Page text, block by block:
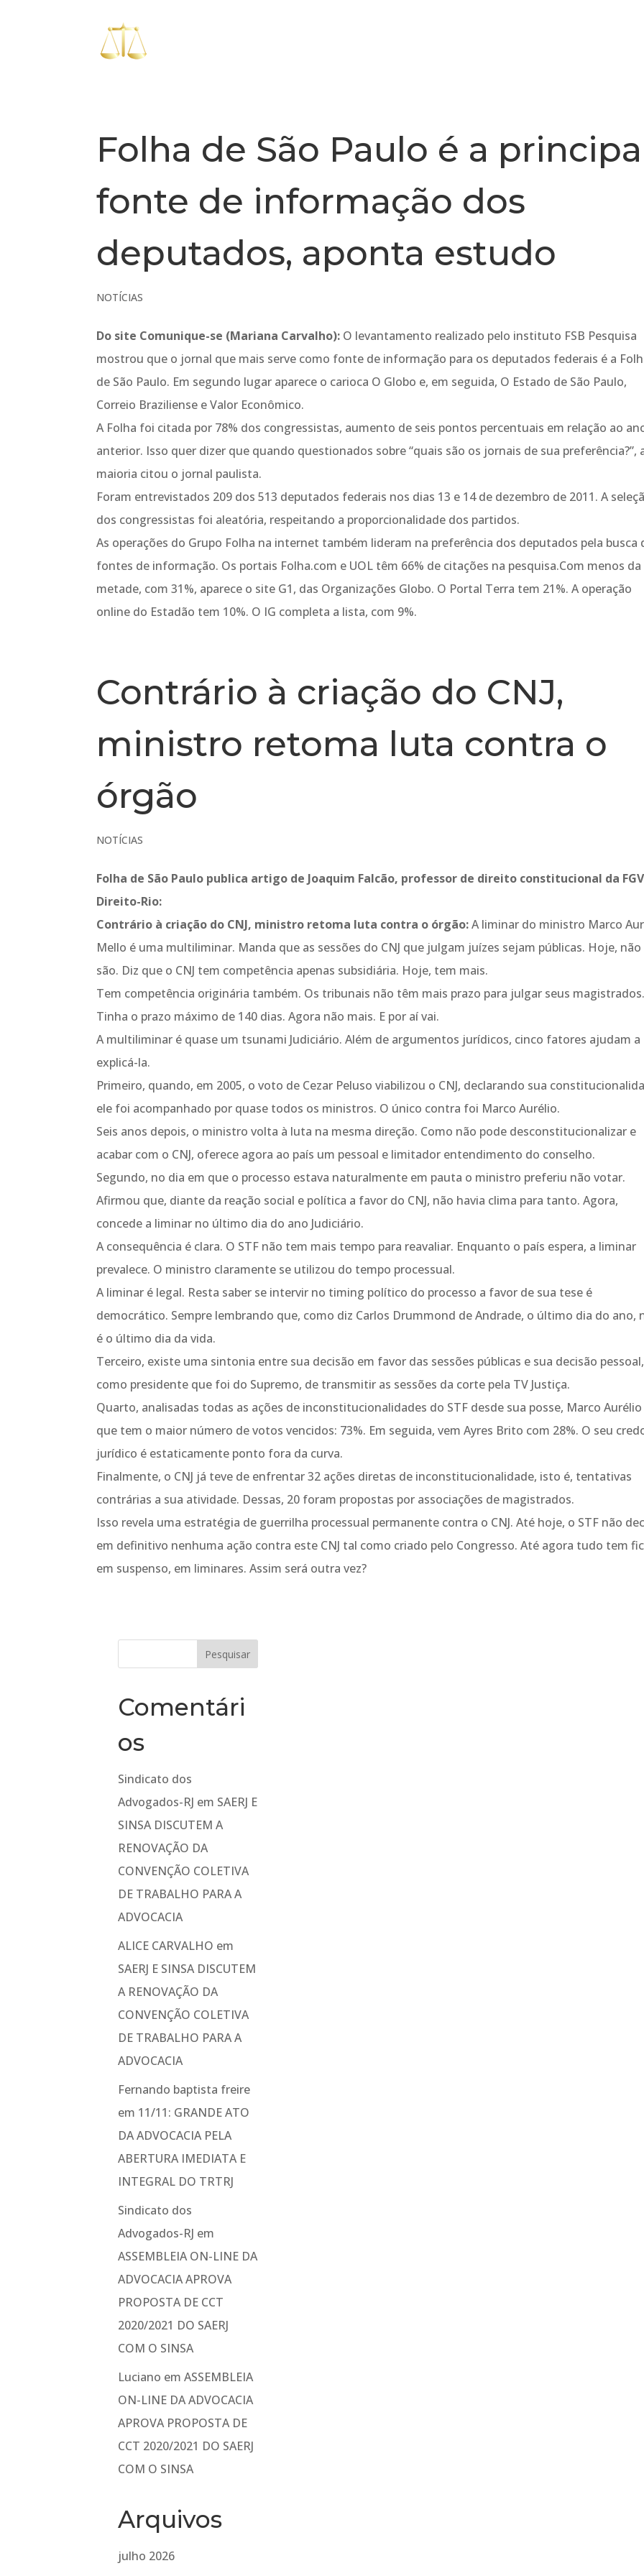
Folha de São Paulo é a
fonte de informação dos
deputados, aponta estudo
NOTÍCIAS
Do site Comunique-se (Mariana Carvalho): O levantamento realizado pelo instituto FSB Pesquisa
mostrou que o jornal que mais serve como fonte de informação para os deputados federais é a
de São Paulo. Em segundo lugar aparece o carioca O Globo e, em seguida, O Estado de São Paulo,
Correio Braziliense e Valor Econômico.
A Folha foi citada por 78% dos congressistas, aumento de seis pontos percentuais em relação ao
anterior. Isso quer dizer que quando questionados sobre “quais são os jornais de sua preferência?”,
maioria citou o jornal paulista.
Foram entrevistados 209 dos 513 deputados federais nos dias 13 e 14 de dezembro de 2011. A
dos congressistas foi aleatória, respeitando a proporcionalidade dos partidos.
As operações do Grupo Folha na internet também lideram na preferência dos deputados pela busca
fontes de informação. Os portais Folha.com e UOL têm 66% de citações na pesquisa.Com menos da
metade, com 31%, aparece o site G1, das Organizações Globo. O Portal Terra tem 21%. A operação
online do Estadão tem 10%. O IG completa a lista, com 9%.
Contrário à criação do CNJ,
ministro retoma luta contra o
órgão
NOTÍCIAS
Folha de São Paulo publica artigo de Joaquim Falcão, professor de direito constitucional da FGV
Direito-Rio:
Contrário à criação do CNJ, ministro retoma luta contra o órgão:A liminar do ministro Marco
Mello é uma multiliminar. Manda que as sessões do CNJ que julgam juízes sejam públicas. Hoje, não
são. Diz que o CNJ tem competência apenas subsidiária. Hoje, tem mais.
Tem competência originária também. Os tribunais não têm mais prazo para julgar seus magistrados.
Tinha o prazo máximo de 140 dias. Agora não mais. E por aí vai.
A multiliminar é quase um tsunami Judiciário. Além de argumentos jurídicos, cinco fatores ajudam a
explicá-la.
Primeiro, quando, em 2005, o voto de Cezar Peluso viabilizou o CNJ, declarando sua
ele foi acompanhado por quase todos os ministros. O único contra foi Marco Aurélio.
Seis anos depois, o ministro volta à luta na mesma direção. Como não pode desconstitucionalizar e
acabar com o CNJ, oferece agora ao país um pessoal e limitador entendimento do conselho.
Segundo, no dia em que o processo estava naturalmente em pauta o ministro preferiu não votar.
Afirmou que, diante da reação social e política a favor do CNJ, não havia clima para tanto. Agora,
concede a liminar no último dia do ano Judiciário.
A consequência é clara. O STF não tem mais tempo para reavaliar. Enquanto o país espera, a liminar
prevalece. O ministro claramente se utilizou do tempo processual.
A liminar é legal. Resta saber se intervir no timing político do processo a favor de sua tese é
democrático. Sempre lembrando que, como diz Carlos Drummond de Andrade, o último dia do ano,
é o último dia da vida.
Terceiro, existe uma sintonia entre sua decisão em favor das sessões públicas e sua decisão pessoal,
como presidente que foi do Supremo, de transmitir as sessões da corte pela TV Justiça.
Quarto, analisadas todas as ações de inconstitucionalidades do STF desde sua posse, Marco Aurélio
que tem o maior número de votos vencidos: 73%. Em seguida, vem Ayres Brito com 28%. O seu
jurídico é estaticamente ponto fora da curva.
Finalmente, o CNJ já teve de enfrentar 32 ações diretas de inconstitucionalidade, isto é, tentativas
contrárias a sua atividade. Dessas, 20 foram propostas por associações de magistrados.
Isso revela uma estratégia de guerrilha processual permanente contra o CNJ. Até hoje, o STF não
em definitivo nenhuma ação contra este CNJ tal como criado pelo Congresso. Até agora tudo tem
em suspenso, em liminares. Assim será outra vez?
Comentári
os
Sindicato dos
Advogados-RJ em SAERJ E
SINSA DISCUTEM A
RENOVAÇÃO DA
CONVENÇÃO COLETIVA
DE TRABALHO PARA A
ADVOCACIA
ALICE CARVALHO em
SAERJ E SINSA DISCUTEM
A RENOVAÇÃO DA
CONVENÇÃO COLETIVA
DE TRABALHO PARA A
ADVOCACIA
Fernando baptista freire
em 11/11: GRANDE ATO
DA ADVOCACIA PELA
ABERTURA IMEDIATA E
INTEGRAL DO TRTRJ
Sindicato dos
Advogados-RJ em
ASSEMBLEIA ON-LINE DA
ADVOCACIA APROVA
PROPOSTA DE CCT
2020/2021 DO SAERJ
COM O SINSA
Luciano emASSEMBLEIA
ON-LINE DA ADVOCACIA
APROVA PROPOSTA DE
CCT 2020/2021 DO SAERJ
COM O SINSA
Arquivos
julho 2026